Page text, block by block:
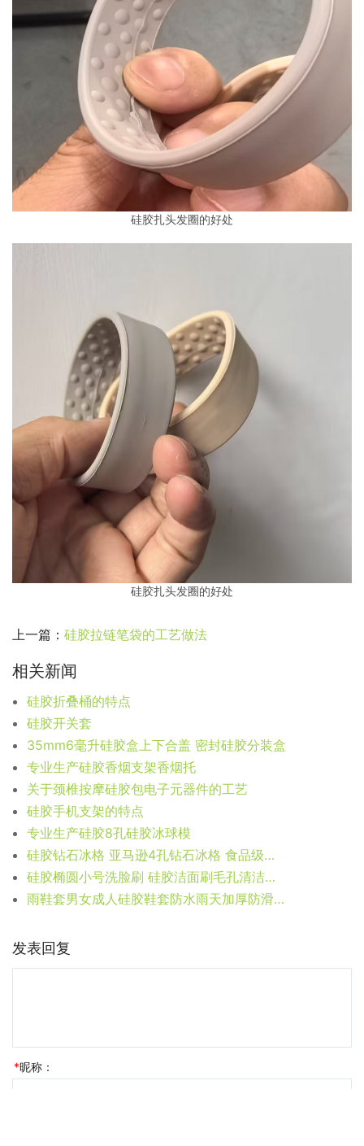
硅胶扎头发圈的好处
硅胶扎头发圈的好处
上一篇： 硅胶拉链笔袋的工艺做法
相关新闻
硅胶折叠桶的特点
硅胶开关套
35mm6毫升硅胶盒上下合盖 密封硅胶分装盒
专业生产硅胶香烟支架香烟托
关于颈椎按摩硅胶包电子元器件的工艺
硅胶手机支架的特点
专业生产硅胶8孔硅胶冰球模
硅胶钻石冰格 亚马逊4孔钻石冰格 食品级硅胶钻石冰模
硅胶椭圆小号洗脸刷 硅胶洁面刷毛孔清洁刷 手动硅胶洗脸刷
雨鞋套男女成人硅胶鞋套防水雨天加厚防滑耐磨底儿童户外雨靴防雨
发表回复
*昵称：